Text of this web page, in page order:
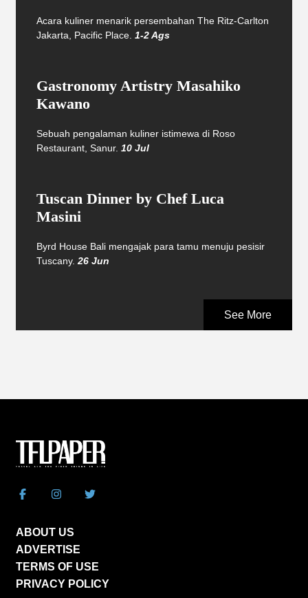
Acara kuliner menarik persembahan The Ritz-Carlton
Jakarta, Pacific Place. 1-2 Ags
Gastronomy Artistry Masahiko
Kawano
Sebuah pengalaman kuliner istimewa di Roso
Restaurant, Sanur. 10 Jul
Tuscan Dinner by Chef Luca
Masini
Byrd House Bali mengajak para tamu menuju pesisir
Tuscany. 26 Jun
See More
ABOUT US
ADVERTISE
TERMS OF USE
PRIVACY POLICY